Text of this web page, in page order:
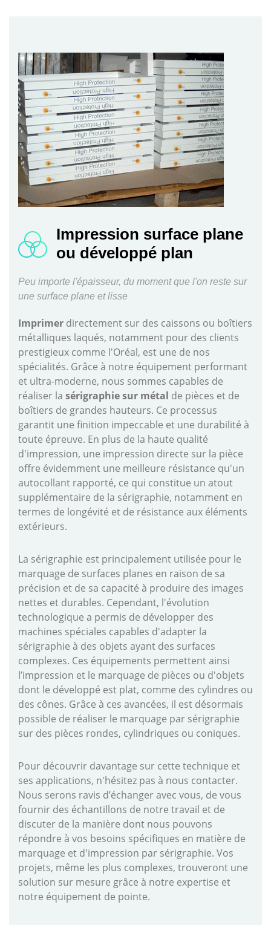
Impression surface plane
ou développé plan
Peu importe l'épaisseur, du moment que l'on reste sur
une surface plane et lisse
Imprimer directement sur des caissons ou boîtiers
métalliques laqués, notamment pour des clients
prestigieux comme l'Oréal, est une de nos
spécialités. Grâce à notre équipement performant
et ultra-moderne, nous sommes capables de
réaliser la sérigraphie sur métal de pièces et de
boîtiers de grandes hauteurs. Ce processus
garantit une finition impeccable et une durabilité à
toute épreuve. En plus de la haute qualité
d'impression, une impression directe sur la pièce
offre évidemment une meilleure résistance qu'un
autocollant rapporté, ce qui constitue un atout
supplémentaire de la sérigraphie, notamment en
termes de longévité et de résistance aux éléments
extérieurs.
La sérigraphie est principalement utilisée pour le
marquage de surfaces planes en raison de sa
précision et de sa capacité à produire des images
nettes et durables. Cependant, l'évolution
technologique a permis de développer des
machines spéciales capables d'adapter la
sérigraphie à des objets ayant des surfaces
complexes. Ces équipements permettent ainsi
l’impression et le marquage de pièces ou d'objets
dont le développé est plat, comme des cylindres ou
des cônes. Grâce à ces avancées, il est désormais
possible de réaliser le marquage par sérigraphie
sur des pièces rondes, cylindriques ou coniques.
Pour découvrir davantage sur cette technique et
ses applications, n'hésitez pas à nous contacter.
Nous serons ravis d’échanger avec vous, de vous
fournir des échantillons de notre travail et de
discuter de la manière dont nous pouvons
répondre à vos besoins spécifiques en matière de
marquage et d'impression par sérigraphie. Vos
projets, même les plus complexes, trouveront une
solution sur mesure grâce à notre expertise et
notre équipement de pointe.